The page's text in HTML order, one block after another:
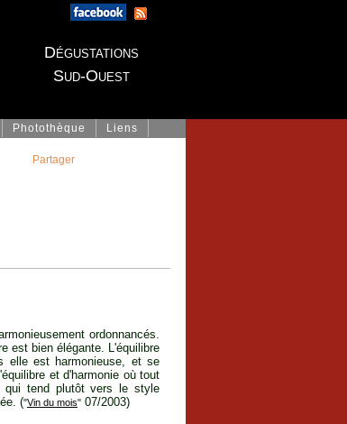
Dégustations
Sud-Ouest
Photothèque Liens
ordonnancés.
est bien élégante. L'équilibre
elle est harmonieuse, et se
et d'harmonie où tout
qui tend plutôt vers le style
("Vin du mois" 07/2003)
Partager